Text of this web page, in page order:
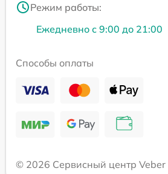
Режим работы:
Ежедневно с 9:00 до 21:00
Способы оплаты
© 2026 Сервисный центр Veber